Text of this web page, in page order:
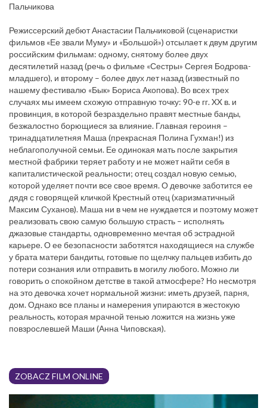
Пальчикова
Режиссерский дебют Анастасии Пальчиковой (сценаристки
фильмов «Ее звали Муму» и «Большой») отсылает к двум другим
российским фильмам: одному, снятому более двух
десятилетий назад (речь о фильме «Сестры» Сергея Бодрова-
младшего), и второму – более двух лет назад (известный по
нашему фестивалю «Бык» Бориса Акопова). Во всех трех
случаях мы имеем схожую отправную точку: 90-е гг. XX в. и
провинция, в которой безраздельно правят местные банды,
безжалостно борющиеся за влияние. Главная героиня –
тринадцатилетняя Маша (прекрасная Полина Гухман!) из
неблагополучной семьи. Ее одинокая мать после закрытия
местной фабрики теряет работу и не может найти себя в
капиталистической реальности; отец создал новую семью,
которой уделяет почти все свое время. О девочке заботится ее
дядя с говорящей кличкой Крестный отец (харизматичный
Максим Суханов). Маша ни в чем не нуждается и поэтому может
реализовать свою самую большую страсть – исполнять
джазовые стандарты, одновременно мечтая об эстрадной
карьере. О ее безопасности заботятся находящиеся на службе
у брата матери бандиты, готовые по щелчку пальцев избить до
потери сознания или отправить в могилу любого. Можно ли
говорить о спокойном детстве в такой атмосфере? Но несмотря
на это девочка хочет нормальной жизни: иметь друзей, парня,
дом. Однако все планы и намерения упираются в жестокую
реальность, которая мрачной тенью ложится на жизнь уже
повзрослевшей Маши (Анна Чиповская).
ZOBACZ FILM ONLINE